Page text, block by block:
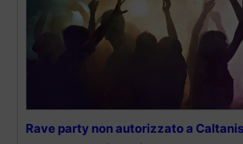
Rave party non autorizzato a